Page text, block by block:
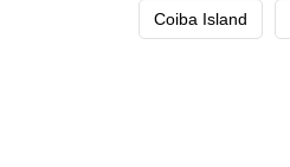
Coiba Island